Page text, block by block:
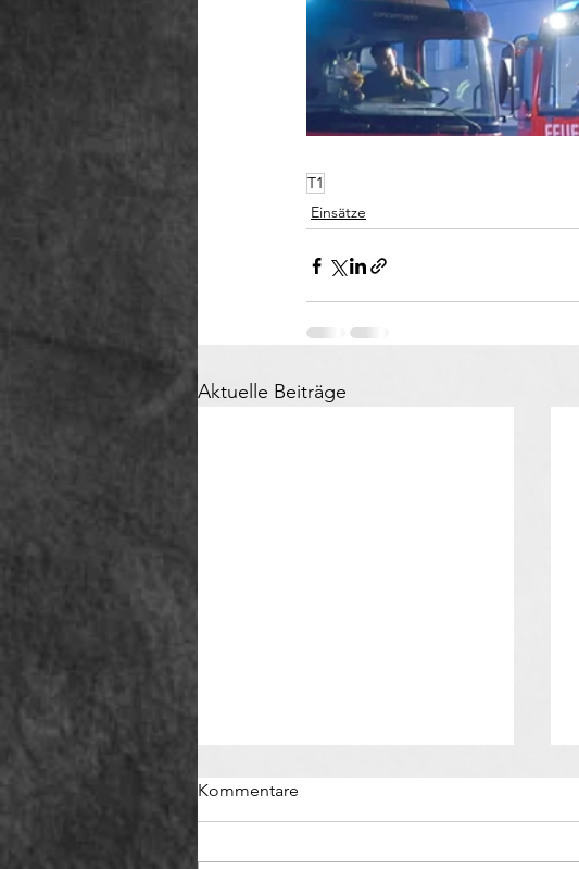
T1
Einsätze
Aktuelle Beiträge
Kommentare